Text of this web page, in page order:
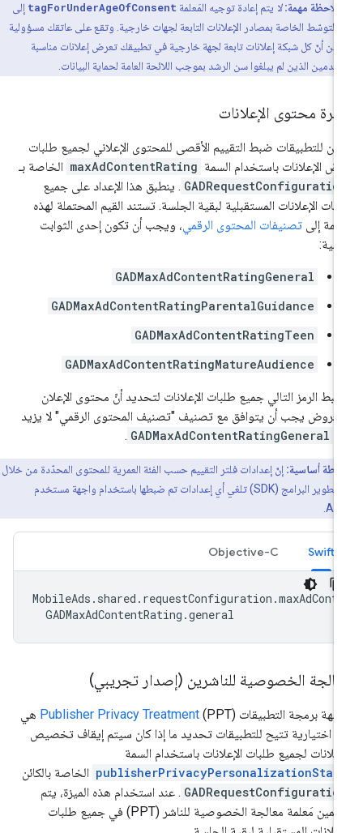
ملاحظة مهمة:لايتم إعادة توجيه المَعلمةtagForUnderAgeOfConsentإلى
التوسّط الخاصة بمصادر الإعلانات التابعة لجهات خارجية. وتقع على عاتقك مسؤولية
من أنّ كل شبكة إعلانات تابعة لجهة خارجية في تطبيقك تعرض إعلانات مناسبة
الذين لم يبلغوا سن الرشد بموجب اللائحة العامة لحماية البيانات.
محتوى الإعلانات
للتطبيقات ضبط التقييم الأقصى للمحتوى الإعلاني لجميع طلبات
الإعلانات باستخدام السمة maxAdContentRating الخاصة بـ
. ينطبق هذا الإعداد على جميع
الإعلانات المستقبلية لبقية الجلسة. تستند القيم المحتملة لهذه
إلى تصنيفات المحتوى الرقمي ، ويجب أن تكون إحدى الثوابت
GADMaxAdContentRatingGeneral
GADMaxAdContentRatingParentalGuidance
GADMaxAdContentRatingTeen
GADMaxAdContentRatingMatureAudience
الرمز التالي جميع طلبات الإعلانات لتحديد أنّ محتوى الإعلان
يجب أن يتوافق مع تصنيف "تصنيف المحتوى الرقمي" لا يزيد
GADMaxAdContentRatingGeneral
.
نقطة أساسية:إنّ إعدادات فلتر التقييم حسب الفئة العمرية للمحتوى المحدّدة من خلال
حزمة تطوير البرامج (SDK) تلغي أي إعدادات تم ضبطها باستخدام واجهة مستخدم
Swift
Objective-C
MobileAds.shared.requestConfiguration.
GADMaxAdContentRating.general
الخصوصية للناشرين (إصدار تجريبي)
برمجة التطبيقات Publisher Privacy Treatment(PPT) هي
اختيارية تتيح للتطبيقات تحديد ما إذا كان سيتم إيقاف تخصيص
لجميع طلبات الإعلانات باستخدام السمة
الخاصة بالكائن
. عند استخدام هذه الميزة، يتم
تضمين مَعلمة معالجة الخصوصية للناشر (PPT) في جميع طلبات